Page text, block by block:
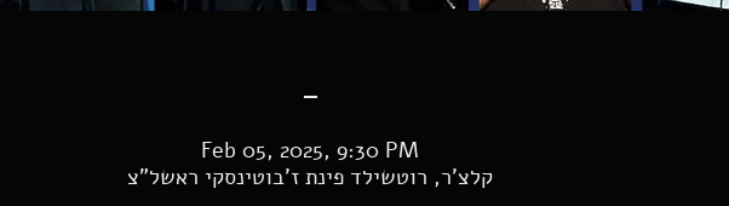
-
Feb 05, 2025, 9:30 PM
קלצ'ר, רוטשילד פינת ז'בוטינסקי ראשל"צ